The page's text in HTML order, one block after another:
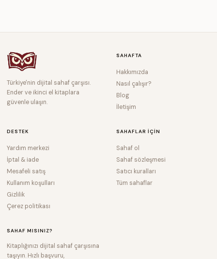
Türkiye'nin dijital sahaf çarşısı.
Ender ve ikinci el kitaplara
güvenle ulaşın.
SAHAFTA
Hakkımızda
Nasıl çalışır?
Blog
İletişim
DESTEK
Yardım merkezi
İptal & iade
Mesafeli satış
Kullanım koşulları
Gizlilik
Çerez politikası
SAHAFLAR IÇIN
Sahaf ol
Sahaf sözleşmesi
Satıcı kuralları
Tüm sahaflar
SAHAF MISINIZ?
Kitaplığınızı dijital sahaf çarşısına
taşıyın. Hızlı başvuru,